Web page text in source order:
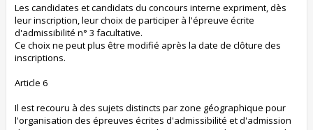
Les candidates et candidats du concours interne expriment, dès
leur inscription, leur choix de participer à l'épreuve écrite
d'admissibilité n° 3 facultative.
Ce choix ne peut plus être modifié après la date de clôture des
inscriptions.
Article 6
Il est recouru à des sujets distincts par zone géographique pour
l'organisation des épreuves écrites d'admissibilité et d'admission